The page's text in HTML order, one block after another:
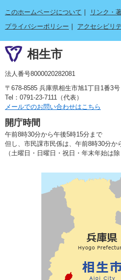
このホームページについて
リンク・
プライバシーポリシー
アクセシビリ
相生市
法人番号8000020282081
〒678-8585 兵庫県相生市旭1丁目1番3号
Tel：0791-23-7111（代表）
メールでのお問い合わせはこちら
開庁時間
午前8時30分から午後5時15分まで
但し、市民課市民係は、午前8時30分か
（土曜日・日曜日・祝日・年末年始は除